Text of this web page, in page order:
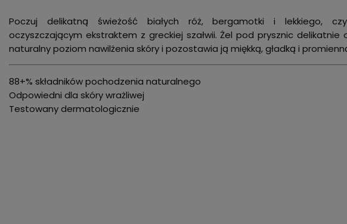
Poczuj delikatną świeżość białych róż, bergamotki i lekkiego,
oczyszczającym ekstraktem z greckiej szałwii. Żel pod prysznic
naturalny poziom nawilżenia skóry i pozostawia ją miękką, gładką i
88+% składników pochodzenia naturalnego
Odpowiedni dla skóry wrażliwej
Testowany dermatologicznie